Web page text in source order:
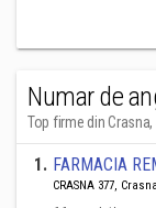
Numar de
Top firme din
1. FARMACIA
CRASNA 377,